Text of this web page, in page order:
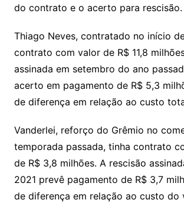
do contrato e o acerto para rescisão.
Thiago Neves, contratado no início
contrato com valor de R$ 11,8
assinada em setembro do ano
acerto em pagamento de R$ 5,3
de diferença em relação ao custo
Vanderlei, reforço do Grêmio no
temporada passada, tinha contrato
de R$ 3,8 milhões. A rescisão
2021 prevê pagamento de R$ 3,7
de diferença em relação ao custo do